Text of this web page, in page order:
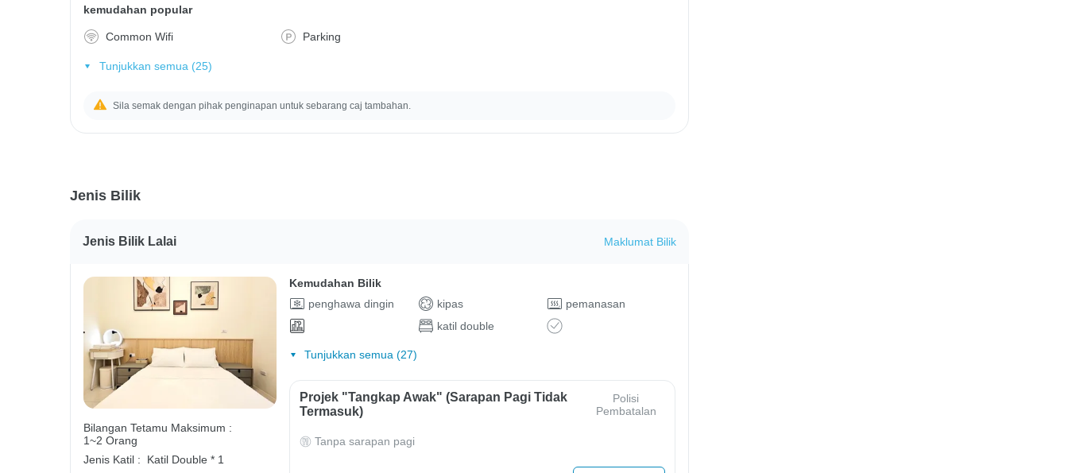
kemudahan popular
Common Wifi Parking
Tunjukkan semua (25)
Sila semak dengan pihak penginapan untuk sebarang caj tambahan.
Jenis Bilik
Jenis Bilik Lalai Maklumat Bilik
Bilangan Tetamu Maksimum :
1~2 Orang
Jenis Katil :
Katil Double * 1
Kemudahan Bilik
penghawa dingin
kipas
pemanasan
katil double
Tunjukkan semua (27)
Projek "Tangkap Awak" (Sarapan Pagi Tidak
Termasuk)
Polisi
Pembatalan
Tanpa sarapan pagi